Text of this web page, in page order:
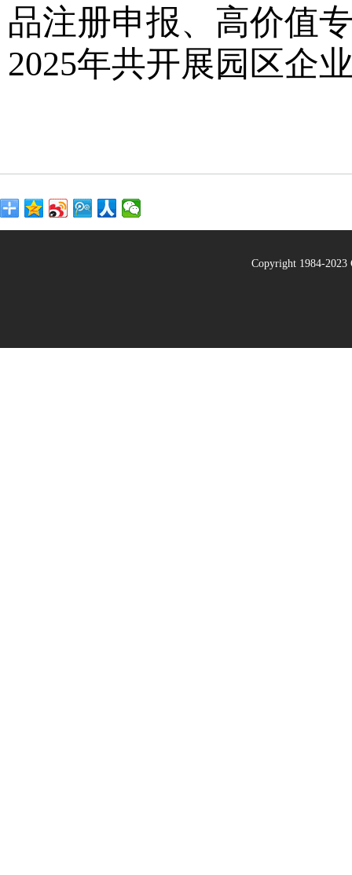
品注册申报、高价值
2025年共开展园区企
Copyright 1984-